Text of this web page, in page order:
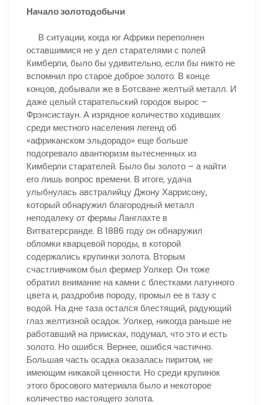
Начало золотодобычи
В ситуации, когда юг Африки переполнен
оставшимися не у дел старателями с полей
Кимберли, было бы удивительно, если бы никто не
вспомнил про старое доброе золото. В конце
концов, добывали же в Ботсване желтый металл. И
даже целый старательский городок вырос –
Фрэнсистаун. А изрядное количество ходивших
среди местного населения легенд об
«африканском эльдорадо» еще больше
подогревало авантюризм вытесненных из
Кимберли старателей. Было бы золото – а найти
его лишь вопрос времени. В итоге, удача
улыбнулась австралийцу Джону Харрисону,
который обнаружил благородный металл
неподалеку от фермы Ланглахте в
Витватерсранде. В 1886 году он обнаружил
обломки кварцевой породы, в которой
содержались крупинки золота. Вторым
счастливчиком был фермер Уолкер. Он тоже
обратил внимание на камни с блестками латунного
цвета и, раздробив породу, промыл ее в тазу с
водой. На дне таза остался блестящий, радующий
глаз желтизной осадок. Уолкер, никогда раньше не
работавший на приисках, подумал, что это и есть
золото. Но ошибся. Вернее, ошибся частично.
Большая часть осадка оказалась пиритом, не
имеющим никакой ценности. Но среди крупинок
этого бросового материала было и некоторое
количество настоящего золота.